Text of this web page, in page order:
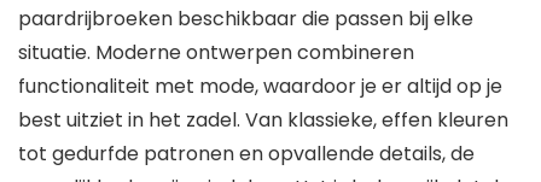
paardrijbroeken beschikbaar die passen bij elke
situatie. Moderne ontwerpen combineren
functionaliteit met mode, waardoor je er altijd op je
best uitziet in het zadel. Van klassieke, effen kleuren
tot gedurfde patronen en opvallende details, de